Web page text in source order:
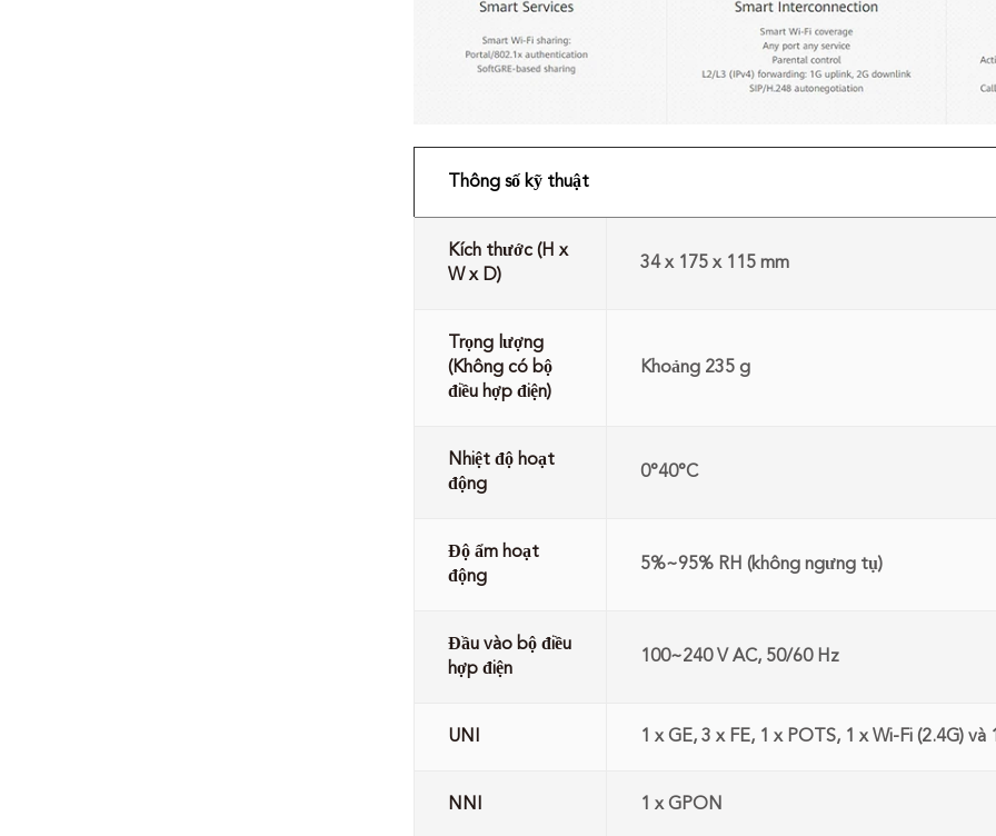
Thông số kỹ thuật
Kích thước (H x
W x D)
34 x 175 x 115 mm
Trọng lượng
(Không có bộ
điều hợp điện)
Khoảng 235 g
Nhiệt độ hoạt
động
0°40°C
Độ ẩm hoạt
động
5%~95% RH (không ngưng tụ)
Đầu vào bộ điều
hợp điện
100~240 V AC, 50/60 Hz
UNI 1 x GE, 3 x FE, 1 x POTS, 1 x Wi-Fi (2.4G) và
NNI 1 x GPON